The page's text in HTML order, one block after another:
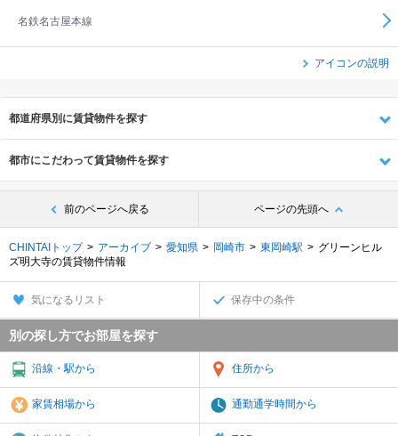
名鉄名古屋本線
アイコンの説明
都道府県別に賃貸物件を探す
都市にこだわって賃貸物件を探す
前のページへ戻る ページの先頭へ
CHINTAIトップ アーカイブ 愛知県 岡崎市 東岡崎駅
グリーンヒル
ズ明大寺の賃貸物件情報
気になるリスト 保存中の条件
別の探し方でお部屋を探す
沿線・駅から 住所から
家賃相場から 通勤通学時間から